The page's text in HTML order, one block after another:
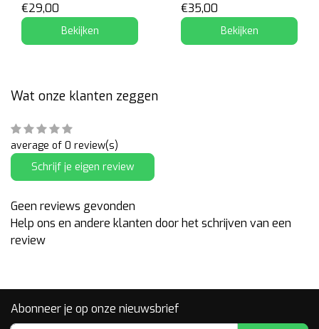
€29,00
Bekijken
€35,00
Bekijken
Wat onze klanten zeggen
average of 0 review(s)
Schrijf je eigen review
Geen reviews gevonden
Help ons en andere klanten door het schrijven van een
review
Abonneer je op onze nieuwsbrief